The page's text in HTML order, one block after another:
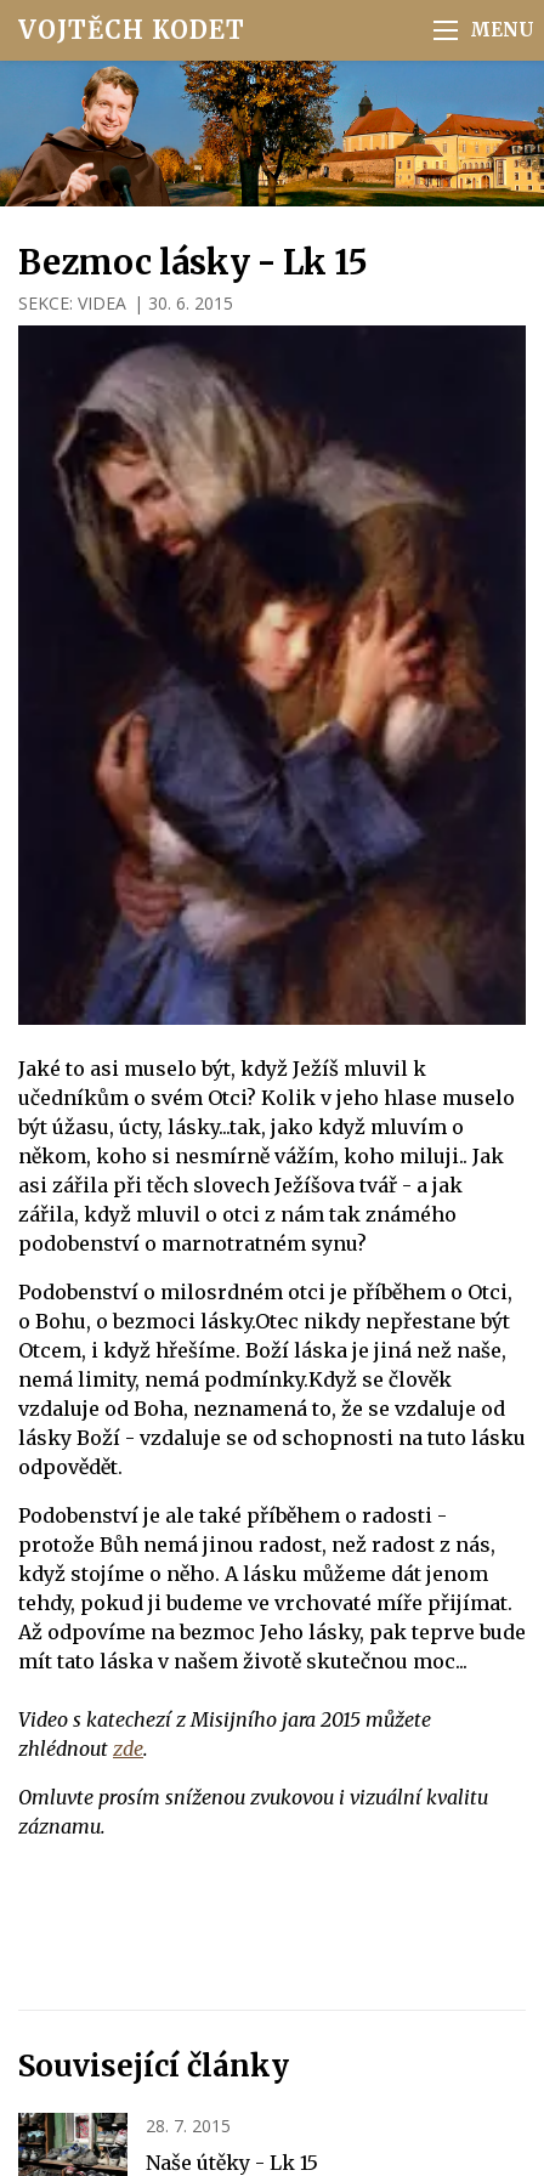
VOJTĚCH KODET
Bezmoc lásky - Lk 15
SEKCE: VIDEA | 30. 6. 2015
Jaké to asi muselo být, když Ježíš mluvil k
učedníkům o svém Otci? Kolik v jeho hlase muselo
být úžasu, úcty, lásky...tak, jako když mluvím o
někom, koho si nesmírně vážím, koho miluji.. Jak
asi zářila při těch slovech Ježíšova tvář - a jak
zářila, když mluvil o otci z nám tak známého
podobenství o marnotratném synu?
Podobenství o milosrdném otci je příběhem o Otci,
o Bohu, o bezmoci lásky.Otec nikdy nepřestane být
Otcem, i když hřešíme. Boží láska je jiná než naše,
nemá limity, nemá podmínky.Když se člověk
vzdaluje od Boha, neznamená to, že se vzdaluje od
lásky Boží - vzdaluje se od schopnosti na tuto lásku
odpovědět.
Podobenství je ale také příběhem o radosti -
protože Bůh nemá jinou radost, než radost z nás,
když stojíme o něho. A lásku můžeme dát jenom
tehdy, pokud ji budeme ve vrchovaté míře přijímat.
Až odpovíme na bezmoc Jeho lásky, pak teprve bude
mít tato láska v našem životě skutečnou moc...
Video s katechezí z Misijního jara 2015 můžete
zhlédnout zde.
Omluvte prosím sníženou zvukovou i vizuální kvalitu
záznamu.
Související články
28. 7. 2015
Naše útěky - Lk 15